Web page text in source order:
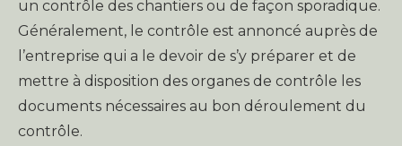
un contrôle des chantiers ou de façon sporadique.
Généralement, le contrôle est annoncé auprès de
l’entreprise qui a le devoir de s’y préparer et de
mettre à disposition des organes de contrôle les
documents nécessaires au bon déroulement du
contrôle.